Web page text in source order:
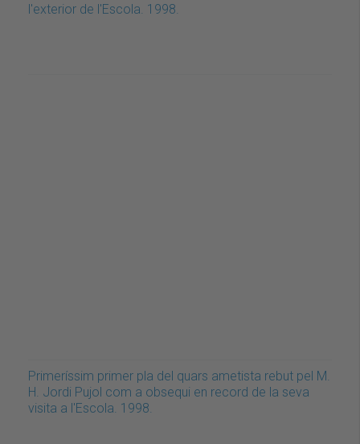
l'exterior de l'Escola. 1998.
Primeríssim primer pla del quars ametista rebut pel M.
H. Jordi Pujol com a obsequi en record de la seva
visita a l'Escola. 1998.